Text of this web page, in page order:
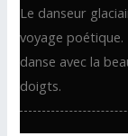
Le danseur
voyage poétique.
danse avec la
doigts.